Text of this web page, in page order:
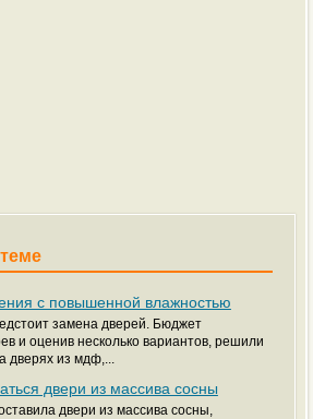
с повышенной влажностью
замена дверей. Бюджет
и оценив несколько вариантов, решили
дверях из мдф,...
двери из массива сосны
двери из массива сосны,